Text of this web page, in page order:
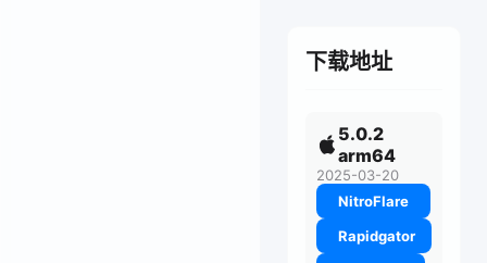
下载地址
5.0.2
arm64
2025-03-20
NitroFlare
Rapidgator